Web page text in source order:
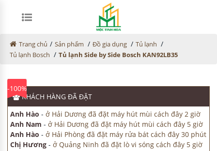
Trang chủ / Sản phẩm / Đồ gia dụng / Tủ lạnh /
Tủ lạnh Bosch / Tủ lạnh Side by Side Bosch KAN92LB35
-100%
KHÁCH HÀNG ĐÃ ĐẶT
Anh Hào - ở Hải Dương đã đặt máy hút mùi cách đây 2 giờ
Anh Nam - ở Hải Dương đã đặt máy hút mùi cách đây 5 giờ
Anh Hào - ở Hải Phòng đã đặt máy rửa bát cách đây 30 phút
Chị Hương - ở Quảng Ninh đã đặt lò vi sóng cách đây 5 giờ